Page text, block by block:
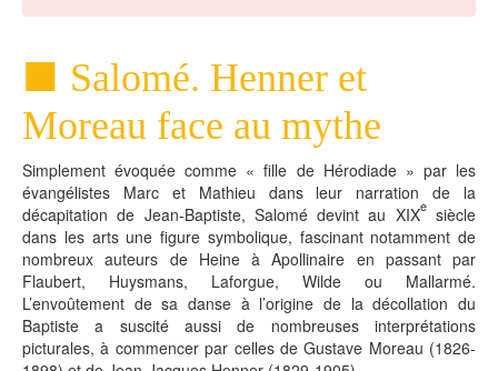
Salomé. Henner et
Moreau face au mythe
Simplement évoquée comme « fille de Hérodiade » par les
évangélistes Marc et Mathieu dans leur narration de la
décapitation de Jean-Baptiste, Salomé devint au XIXesiècle
dans les arts une figure symbolique, fascinant notamment de
nombreux auteurs de Heine à Apollinaire en passant par
Flaubert, Huysmans, Laforgue, Wilde ou Mallarmé.
L’envoûtement de sa danse à l’origine de la décollation du
Baptiste a suscité aussi de nombreuses interprétations
picturales, à commencer par celles de Gustave Moreau (1826-